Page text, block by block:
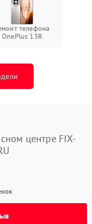
телефона
OnePlus 13R
центре FIX-